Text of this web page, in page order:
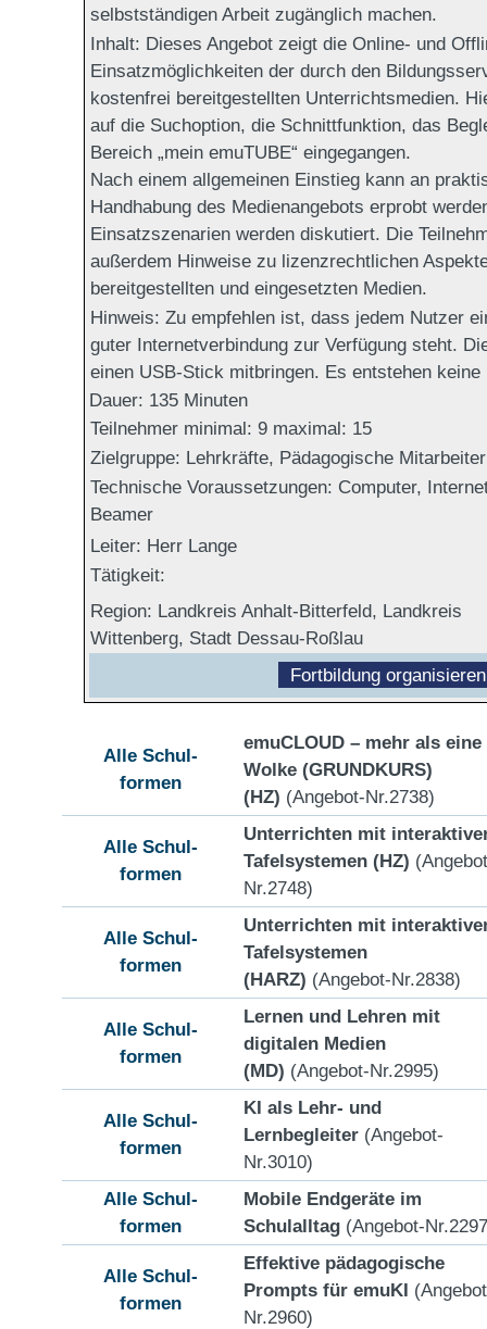
selbstständigen Arbeit zugänglich machen.
Inhalt: Dieses Angebot zeigt die Online- und
Einsatzmöglichkeiten der durch den
kostenfrei bereitgestellten Unterrichtsmedien.
auf die Suchoption, die Schnittfunktion, das
Bereich „mein emuTUBE“ eingegangen.
Nach einem allgemeinen Einstieg kann an
Handhabung des Medienangebots erprobt
Einsatzszenarien werden diskutiert. Die
außerdem Hinweise zu lizenzrechtlichen
bereitgestellten und eingesetzten Medien.
Hinweis: Zu empfehlen ist, dass jedem Nutzer
guter Internetverbindung zur Verfügung steht.
einen USB-Stick mitbringen. Es entstehen
Dauer: 135 Minuten
Teilnehmer minimal: 9 maximal: 15
Zielgruppe: Lehrkräfte, Pädagogische Mitarbeiter
Technische Voraussetzungen: Computer,
Beamer
Leiter: Herr Lange
Tätigkeit:
Region: Landkreis Anhalt-Bitterfeld, Landkreis
Wittenberg, Stadt Dessau-Roßlau
Fortbildung organisieren
Alle Schul-
formen
emuCLOUD – mehr als eine
Wolke (GRUNDKURS)
(HZ) (Angebot-Nr.2738)
Alle Schul-
formen
Unterrichten mit
Tafelsystemen (HZ)
Nr.2748)
Alle Schul-
formen
Unterrichten mit
Tafelsystemen
(HARZ) (Angebot-Nr.2838)
Alle Schul-
formen
Lernen und Lehren mit
digitalen Medien
(MD) (Angebot-Nr.2995)
Alle Schul-
formen
KI als Lehr- und
Lernbegleiter (Angebot-
Nr.3010)
Alle Schul-
formen
Mobile Endgeräte im
Schulalltag (Angebot-
Alle Schul-
formen
Effektive pädagogische
Prompts für emuKI
Nr.2960)